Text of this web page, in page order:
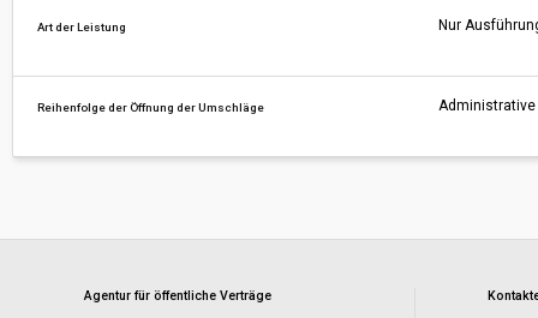
Art der Leistung Nur
Reihenfolge der Öffnung der Umschläge
Agentur für öffentliche Verträge